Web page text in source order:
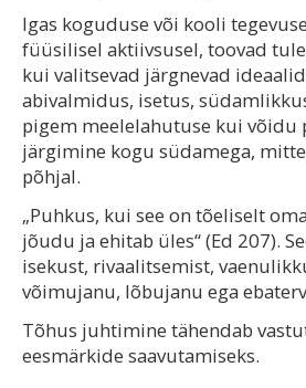
Igas koguduse või kooli
füüsilisel aktiivsusel, toovad
kui valitsevad järgnevad
abivalmidus, isetus,
pigem meelelahutuse kui võidu
järgimine kogu südamega,
põhjal.
„Puhkus, kui see on tõeliselt
jõudu ja ehitab üles“ (Ed 207).
isekust, rivaalitsemist,
võimujanu, lõbujanu ega
Tõhus juhtimine tähendab
eesmärkide saavutamiseks.